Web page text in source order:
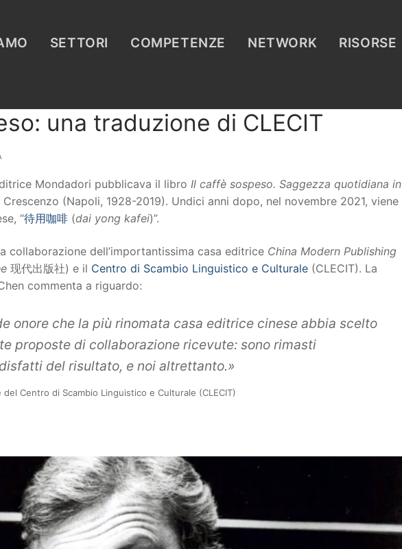
SETTORI COMPETENZE NETWORK RISORSE
una traduzione di CLECIT
Mondadori pubblicava il libro Il caffè sospeso. Saggezza quotidiana in
(Napoli, 1928-2019). Undici anni dopo, nel novembre 2021, viene
“待用咖啡(dai yong kafei)”.
collaborazione dell’importantissima casa editrice China Modern Publishing
现代出版社) e il Centro di Scambio Linguistico e Culturale(CLECIT). La
commenta a riguardo:
onore che la più rinomata casa editrice cinese abbia scelto
proposte di collaborazione ricevute: sono rimasti
del risultato, e noi altrettanto.»
Centro di Scambio Linguistico e Culturale (CLECIT)